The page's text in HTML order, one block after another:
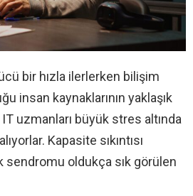
bir hızla ilerlerken bilişim
insan kaynaklarının yaklaşık
uzmanları büyük stres altında
Kapasite sıkıntısı
oldukça sık görülen